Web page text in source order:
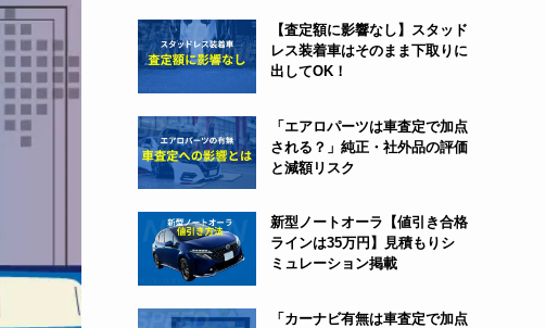
【査定額に影響なし】スタッド
レス装着車はそのまま下取りに
出してOK！
「エアロパーツは車査定で加点
される？」純正・社外品の評価
と減額リスク
新型ノートオーラ【値引き合格
ラインは35万円】見積もりシ
ミュレーション掲載
「カーナビ有無は車査定で加点